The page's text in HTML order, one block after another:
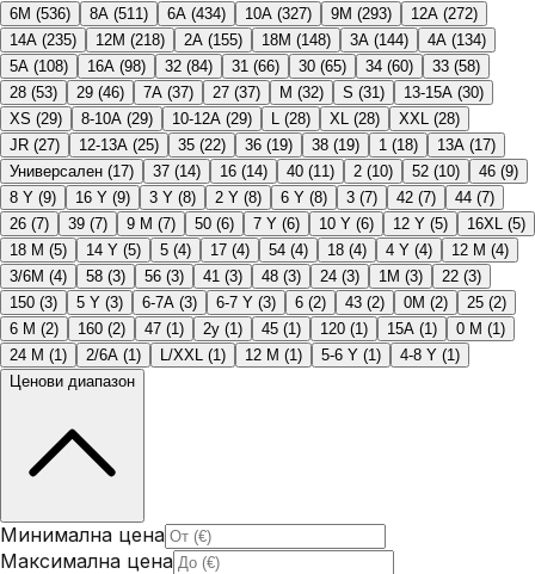
6M (536) 8A (511) 6A (434) 10A (327) 9M (293) 12A (272)
14A (235) 12M (218) 2A (155) 18M (148) 3A (144) 4A (134)
5A (108) 16A (98) 32 (84) 31 (66) 30 (65) 34 (60) 33 (58)
28 (53) 29 (46) 7A (37) 27 (37) M (32) S (31) 13-15A (30)
XS (29) 8-10A (29) 10-12A (29) L (28) XL (28) XXL (28)
JR (27) 12-13A (25) 35 (22) 36 (19) 38 (19) 1 (18) 13A (17)
Универсален (17) 37 (14) 16 (14) 40 (11) 2 (10) 52 (10) 46 (9)
8 Y (9) 16 Y (9) 3 Y (8) 2 Y (8) 6 Y (8) 3 (7) 42 (7) 44 (7)
26 (7) 39 (7) 9 M (7) 50 (6) 7 Y (6) 10 Y (6) 12 Y (5) 16XL (5)
18 M (5) 14 Y (5) 5 (4) 17 (4) 54 (4) 18 (4) 4 Y (4) 12 M (4)
3/6M (4) 58 (3) 56 (3) 41 (3) 48 (3) 24 (3) 1M (3) 22 (3)
150 (3) 5 Y (3) 6-7A (3) 6-7 Y (3) 6 (2) 43 (2) 0M (2) 25 (2)
6 M (2) 160 (2) 47 (1) 2y (1) 45 (1) 120 (1) 15A (1) 0 M (1)
24 M (1) 2/6A (1) L/XXL (1) 12 М (1) 5-6 Y (1) 4-8 Y (1)
Ценови диапазон
Минимална цена
Максимална цена